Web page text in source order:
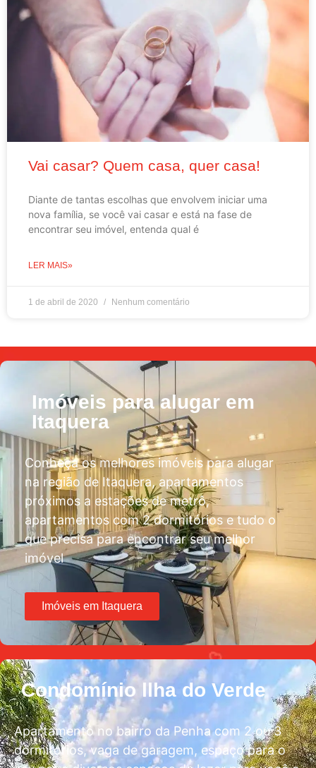
Vai casar? Quem casa, quer casa!
Diante de tantas escolhas que envolvem iniciar uma
nova família, se você vai casar e está na fase de
encontrar seu imóvel, entenda qual é
LER MAIS»
1 de abril de 2020 Nenhum comentário
Imóveis para alugar em
Itaquera
Conheça os melhores imóveis para alugar
na região de Itaquera, apartamentos
próximos a estações de metrô,
apartamentos com 2 dormitórios e tudo o
que precisa para encontrar seu melhor
imóvel
Imóveis em Itaquera
Condomínio llha do Verde
Apartamento no bairro da Penha com 2 ou 3
dormitórios, vaga de garagem, espaço para o